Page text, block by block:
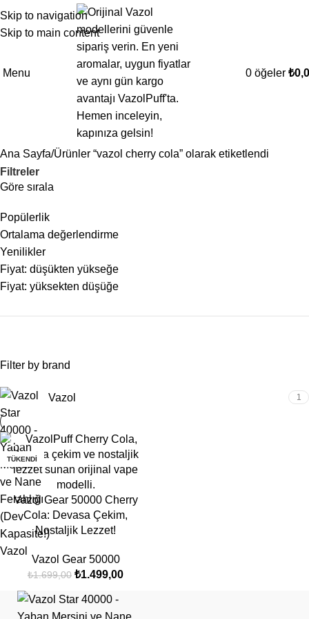
Skip to navigation
Skip to main content
Menu 0 öğeler ₺
Ana Sayfa Ürünler “vazol cherry cola” olarak etiketlendi
Filtreler
Göre sırala
Popülerlik
Ortalama değerlendirme
Yenilikler
Fiyat: düşükten yükseğe
Fiyat: yüksekten düşüğe
Filter by brand
Vazol
Vazol 1
-12%
TÜKENDI
Vazol Gear 50000 Cherry
Cola: Devasa Çekim,
Nostaljik Lezzet!
Vazol Gear 50000
₺1.699,00 ₺1.499,00